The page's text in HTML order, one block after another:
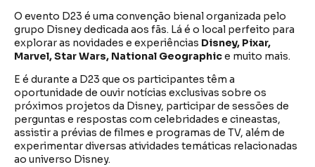
O evento D23 é uma convenção bienal organizada pelo
grupo Disney dedicada aos fãs. Lá é o local perfeito para
explorar as novidades e experiências Disney, Pixar,
Marvel, Star Wars, National Geographice muito mais.
E é durante a D23 que os participantes têm a
oportunidade de ouvir notícias exclusivas sobre os
próximos projetos da Disney, participar de sessões de
perguntas e respostas com celebridades e cineastas,
assistir a prévias de filmes e programas de TV, além de
experimentar diversas atividades temáticas relacionadas
ao universo Disney.